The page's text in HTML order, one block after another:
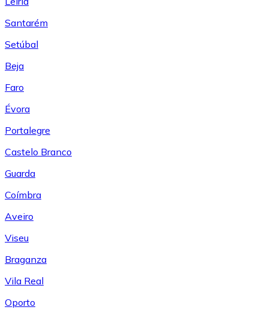
Santarém
Setúbal
Beja
Faro
Évora
Portalegre
Castelo Branco
Guarda
Coímbra
Aveiro
Viseu
Braganza
Vila Real
Oporto